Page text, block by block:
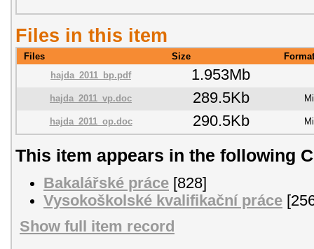
Files in this item
Files Size
Format
hajda_2011_bp.pdf
1.953Mb
hajda_2011_vp.doc 289.5Kb
hajda_2011_op.doc 290.5Kb
This item appears in the following
Bakalářské práce [828]
Vysokoškolské kvalifikační práce
Show full item record